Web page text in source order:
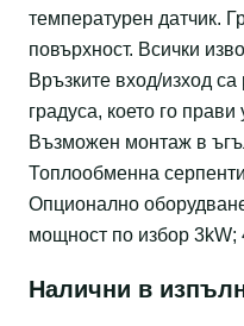
температурен датчик.
повърхност. Всички
Връзките вход/изход
градуса, което го
Възможен монтаж в
Топлообменна
Опционално
мощност по избор 3kW;
Налични в